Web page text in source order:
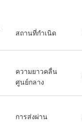
สถานที่กำเนิด
ความยาวคลื่น
ศูนย์กลาง
การส่งผ่าน